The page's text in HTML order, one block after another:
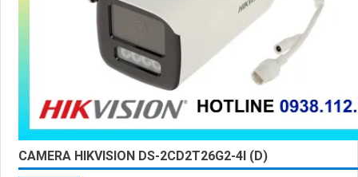
CAMERA HIKVISION DS-2CD2T26G2-4I (D)